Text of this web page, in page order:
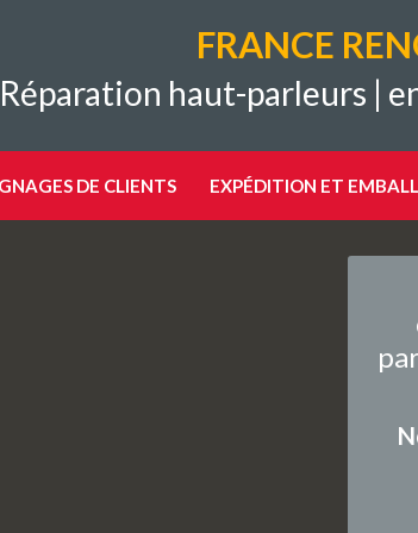
FRANCE
Réparation haut-parleurs |
DE CLIENTS EXPÉDITION ET